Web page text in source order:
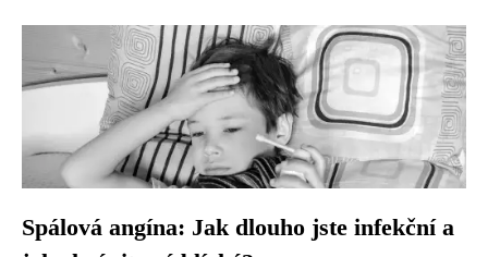
Spálová angína: Jak dlouho jste infekční a